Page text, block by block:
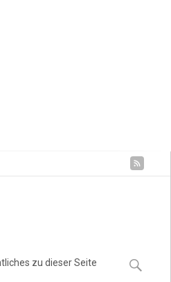
zu dieser Seite
Suchen
nach: